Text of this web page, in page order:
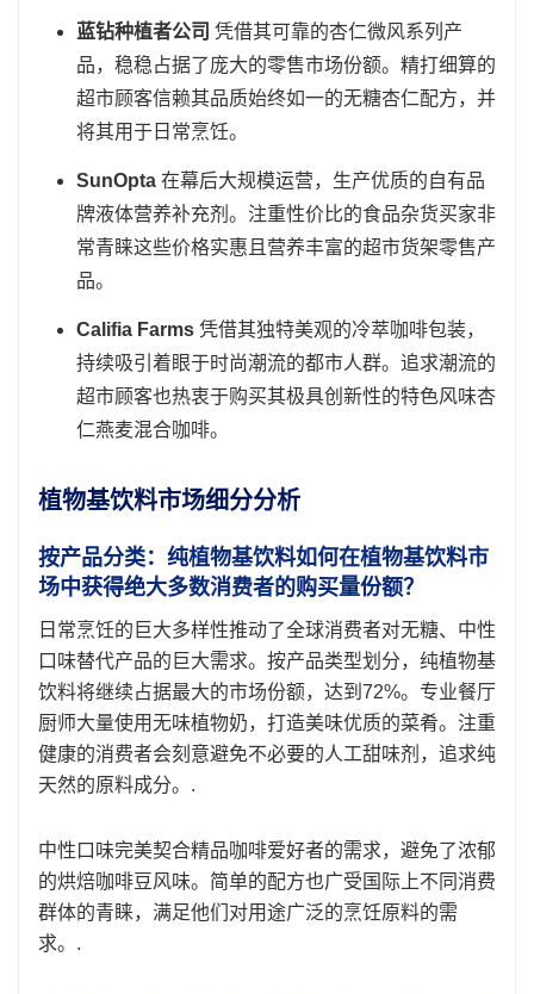
蓝钻种植者公司 凭借其可靠的杏仁微风系列产
品，稳稳占据了庞大的零售市场份额。精打细算的
超市顾客信赖其品质始终如一的无糖杏仁配方，并
将其用于日常烹饪。
SunOpta 在幕后大规模运营，生产优质的自有品
牌液体营养补充剂。注重性价比的食品杂货买家非
常青睐这些价格实惠且营养丰富的超市货架零售产
品。
Califia Farms 凭借其独特美观的冷萃咖啡包装，
持续吸引着眼于时尚潮流的都市人群。追求潮流的
超市顾客也热衷于购买其极具创新性的特色风味杏
仁燕麦混合咖啡。
植物基饮料市场细分分析
按产品分类：纯植物基饮料如何在植物基饮料市
场中获得绝大多数消费者的购买量份额？
日常烹饪的巨大多样性推动了全球消费者对无糖、中性
口味替代产品的巨大需求。按产品类型划分，纯植物基
饮料将继续占据最大的市场份额，达到72%。专业餐厅
厨师大量使用无味植物奶，打造美味优质的菜肴。注重
健康的消费者会刻意避免不必要的人工甜味剂，追求纯
天然的原料成分。.
中性口味完美契合精品咖啡爱好者的需求，避免了浓郁
的烘焙咖啡豆风味。简单的配方也广受国际上不同消费
群体的青睐，满足他们对用途广泛的烹饪原料的需
求。.